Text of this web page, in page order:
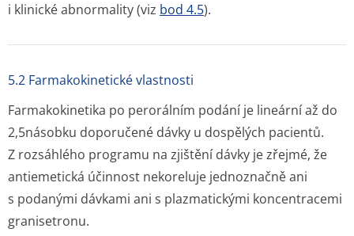
i klinické abnormality (viz bod 4.5).
5.2 Farmakokinetické vlastnosti
Farmakokinetika po perorálním podání je lineární až do
2,5násobku doporučené dávky u dospělých pacientů.
Z rozsáhlého programu na zjištění dávky je zřejmé, že
antiemetická účinnost nekoreluje jednoznačně ani
s podanými dávkami ani s plazmatickými koncentracemi
granisetronu.